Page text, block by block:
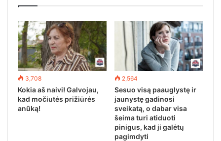
3,708
Kokia aš naivi! Galvojau,
kad močiutės prižiūrės
anūką!
2,564
Sesuo visą paauglystę ir
jaunystę gadinosi
sveikatą, o dabar visa
šeima turi atiduoti
pinigus, kad ji galėtų
pagimdyti